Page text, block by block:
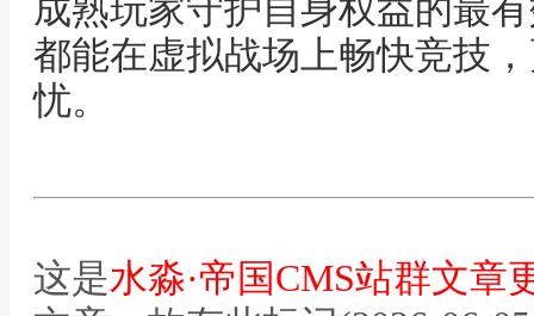
成熟玩家守护自身权益的最
都能在虚拟战场上畅快竞技
忧。
这是水淼·帝国CMS站群文章